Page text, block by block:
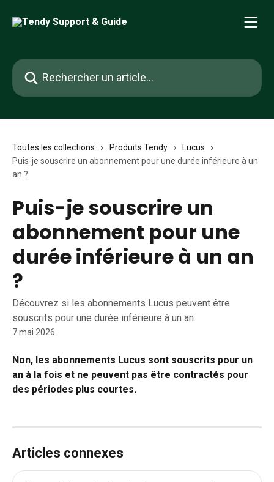
Rechercher un article...
Toutes les collections Produits Tendy
Lucus
Puis-je souscrire un abonnement pour une durée inférieure à un
an ?
Puis-je souscrire un
abonnement pour une
durée inférieure à un an
?
Découvrez si les abonnements Lucus peuvent être
souscrits pour une durée inférieure à un an.
7 mai 2026
Non, les abonnements Lucus sont souscrits pour un
an à la fois et ne peuvent pas être contractés pour
des périodes plus courtes.
Articles connexes